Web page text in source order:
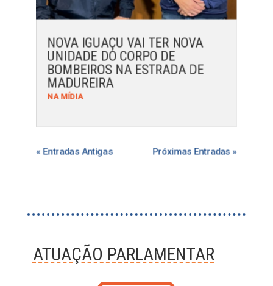
NOVA IGUAÇU VAI TER NOVA
UNIDADE DO CORPO DE
BOMBEIROS NA ESTRADA DE
MADUREIRA
NA MÍDIA
« Entradas Antigas Próximas Entradas »
ATUAÇÃO PARLAMENTAR